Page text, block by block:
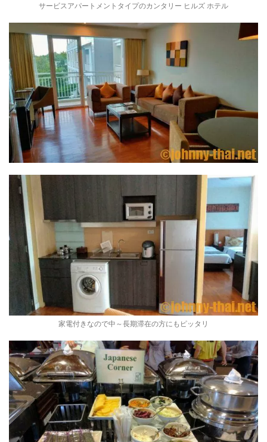
サービスアパートメントタイプのカンタリー ヒルズ ホテル
家電付きなので中～長期滞在の方にもピッタリ